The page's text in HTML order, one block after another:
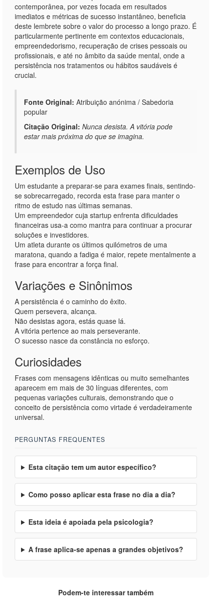
contemporânea, por vezes focada em resultados
imediatos e métricas de sucesso instantâneo, beneficia
deste lembrete sobre o valor do processo a longo prazo. É
particularmente pertinente em contextos educacionais,
empreendedorismo, recuperação de crises pessoais ou
profissionais, e até no âmbito da saúde mental, onde a
persistência nos tratamentos ou hábitos saudáveis é
crucial.
Fonte Original: Atribuição anónima / Sabedoria
popular
Citação Original: Nunca desista. A vitória pode
estar mais próxima do que se imagina.
Exemplos de Uso
Um estudante a preparar-se para exames finais, sentindo-
se sobrecarregado, recorda esta frase para manter o
ritmo de estudo nas últimas semanas.
Um empreendedor cuja startup enfrenta dificuldades
financeiras usa-a como mantra para continuar a procurar
soluções e investidores.
Um atleta durante os últimos quilómetros de uma
maratona, quando a fadiga é maior, repete mentalmente a
frase para encontrar a força final.
Variações e Sinônimos
A persistência é o caminho do êxito.
Quem persevera, alcança.
Não desistas agora, estás quase lá.
A vitória pertence ao mais perseverante.
O sucesso nasce da constância no esforço.
Curiosidades
Frases com mensagens idênticas ou muito semelhantes
aparecem em mais de 30 línguas diferentes, com
pequenas variações culturais, demonstrando que o
conceito de persistência como virtade é verdadeiramente
universal.
PERGUNTAS FREQUENTES
Esta citação tem um autor específico?
Como posso aplicar esta frase no dia a dia?
Esta ideia é apoiada pela psicologia?
A frase aplica-se apenas a grandes objetivos?
Podem-te interessar também